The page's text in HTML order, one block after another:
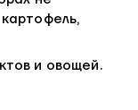
и овощей.